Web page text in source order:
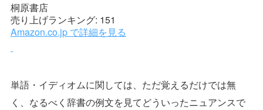
桐原書店
売り上げランキング: 151
Amazon.co.jp で詳細を見る
単語・イディオムに関しては、ただ覚えるだけでは無
く、なるべく辞書の例文を見てどういったニュアンスで